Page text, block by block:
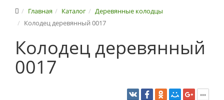
Главная Каталог
Деревянные колодцы
Колодец деревянный 0017
Колодец деревянный
0017